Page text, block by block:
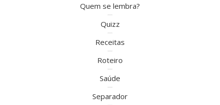
Quem se lembra?
Quizz
Receitas
Roteiro
Saúde
Separador